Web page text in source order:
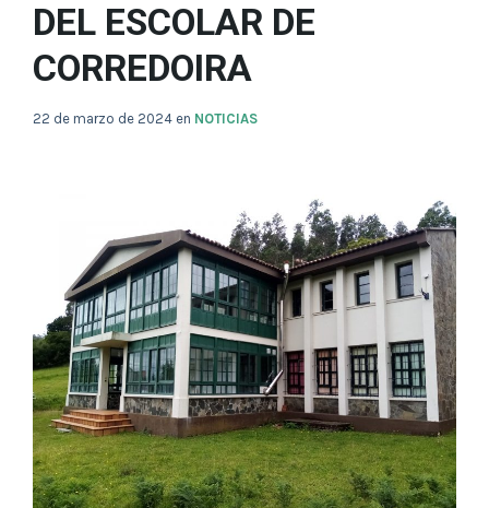
DEL ESCOLAR DE
CORREDOIRA
22 de marzo de 2024 en NOTICIAS